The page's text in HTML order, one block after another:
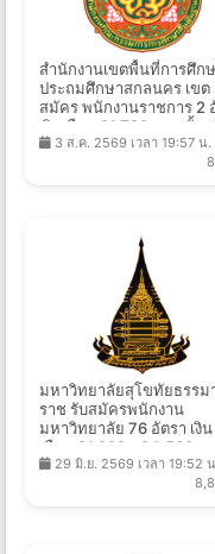
สำนักงานเขตพื้นที่การศึก
ประถมศึกษาสกลนคร เขต
สมัคร พนักงานราชการ 2
เงินเดือน 21,780 บาท ตั้งแ
ที่ 10-14 ส.ค. 2569
3 ส.ค. 2569 เวลา 19:57 น.
มหาวิทยาลัยสุโขทัยธรรม
ราช รับสมัครพนักงาน
มหาวิทยาลัย 76 อัตรา เงิน
เดือน 21,000 - 24,500 บาท
ตั้งแต่บัดนี้ - 16 ก.ค. 2569
29 มิ.ย. 2569 เวลา 19:52